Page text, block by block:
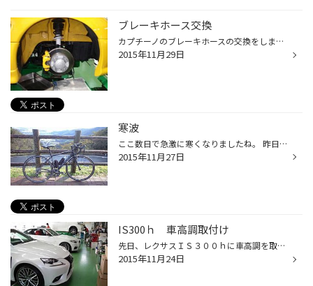
ブレーキホース交換
カプチーノのブレーキホースの交換をしました。 根強い人気を誇る名車です。 この車両もとてもキレイに手入れされてます。 ホースもゴムなので劣化があるので、これで安心！ これからも大事に乗られてください♪ 整備、チューニングもお任せです！
2015年11月29日
寒波
ここ数日で急激に寒くなりましたね。 昨日も朝から寒く、雨が降ったりやんだりしてましたね。 天気の具合を見ながら自転車の部品を交換し、 寒いなーと思いながら空を眺めてました。 でもせっかくの休みだったので、意を決して いつもの山コースにいってきました！！ 途中雨がぱらついたりしました...
2015年11月27日
IS300ｈ 車高調取付け
先日、レクサスＩＳ３００ｈに車高調を取付けました。 常連さんの紹介で来ていただきました。 けっこう低めがお好みだったので車検対応な範囲で低めのセッティング！ ご満足いただけて良かったです。 ホイールも気になってあった様ですので またご相談いただけたらと思います。
2015年11月24日